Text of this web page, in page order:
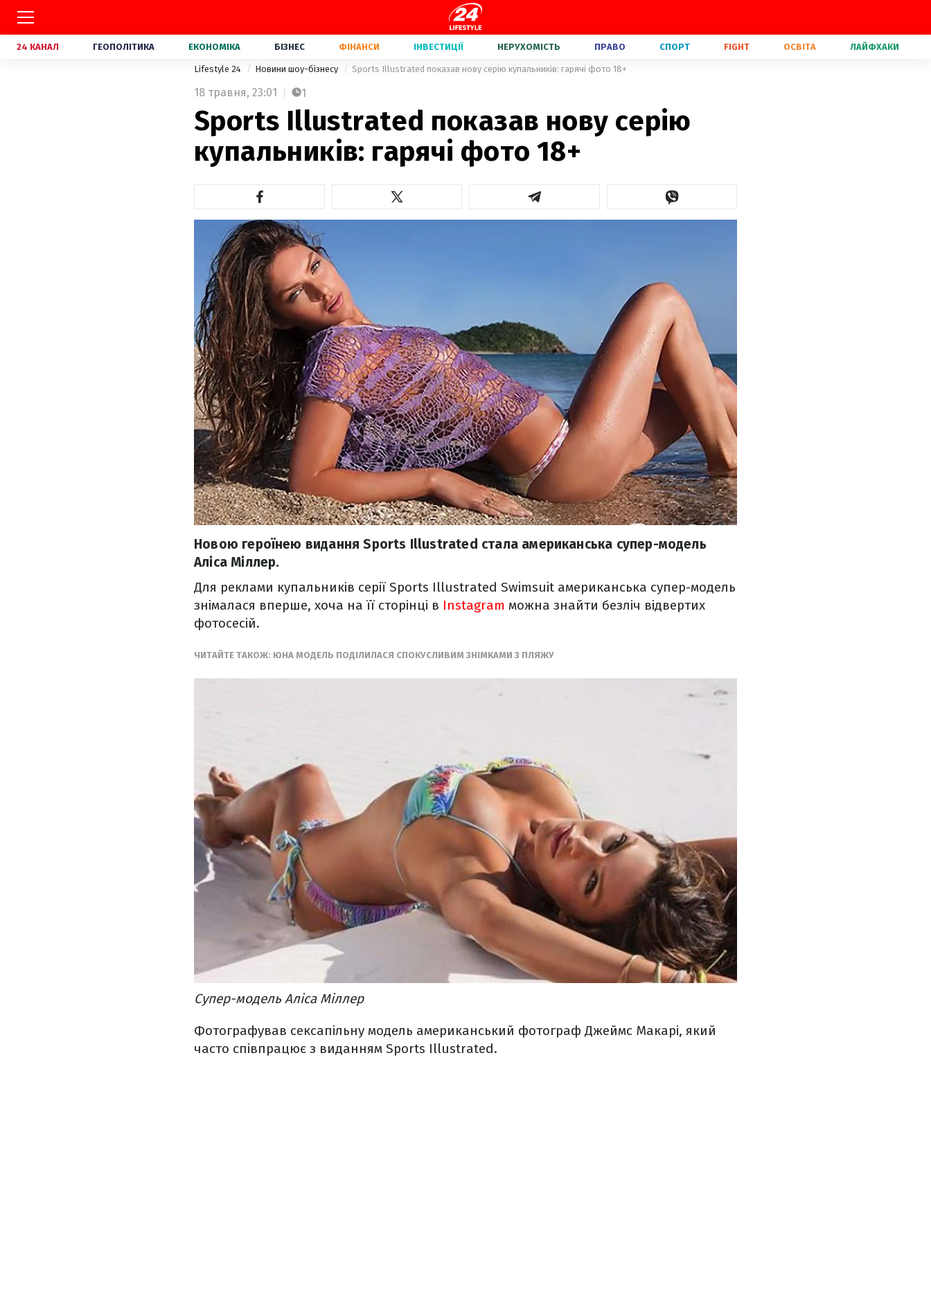
24 КАНАЛ ГЕОПОЛІТИКА ЕКОНОМІКА БІЗНЕС ФІНАНСИ ІНВЕСТИЦІЇ НЕРУХОМІСТЬ ПРАВО СПОРТ FIGHT ОСВІТА ЛАЙФХАКИ
Lifestyle 24 Новини шоу-бізнесу Sports Illustrated показав нову серію купальників: гарячі фото 18+
18 травня, 23:01 1
Sports Illustrated показав нову серію
купальників: гарячі фото 18+
Новою героїнею видання Sports Illustrated стала американська супер-модель
Аліса Міллер.
Для реклами купальників серії Sports Illustrated Swimsuit американська супер-модель
знімалася вперше, хоча на її сторінці в Instagram можна знайти безліч відвертих
фотосесій.
ЧИТАЙТЕ ТАКОЖ: ЮНА МОДЕЛЬ ПОДІЛИЛАСЯ СПОКУСЛИВИМ ЗНІМКАМИ З ПЛЯЖУ
Супер-модель Аліса Міллер
Фотографував сексапільну модель американський фотограф Джеймс Макарі, який
часто співпрацює з виданням Sports Illustrated.